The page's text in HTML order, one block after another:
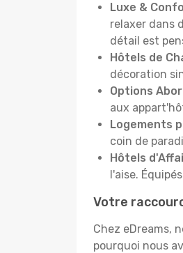
Luxe &
relaxer dans
détail est
Hôtels de
décoration
Options
aux
Logements
coin de
Hôtels
l'aise.
Votre
Chez eDreams,
pourquoi nous